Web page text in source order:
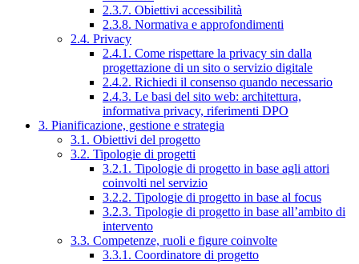
2.3.7. Obiettivi accessibilità
2.3.8. Normativa e approfondimenti
2.4. Privacy
2.4.1. Come rispettare la privacy sin dalla
progettazione di un sito o servizio digitale
2.4.2. Richiedi il consenso quando necessario
2.4.3. Le basi del sito web: architettura,
informativa privacy, riferimenti DPO
3. Pianificazione, gestione e strategia
3.1. Obiettivi del progetto
3.2. Tipologie di progetti
3.2.1. Tipologie di progetto in base agli attori
coinvolti nel servizio
3.2.2. Tipologie di progetto in base al focus
3.2.3. Tipologie di progetto in base all’ambito di
intervento
3.3. Competenze, ruoli e figure coinvolte
3.3.1. Coordinatore di progetto